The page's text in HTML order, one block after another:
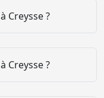
Creysse ?
Creysse ?